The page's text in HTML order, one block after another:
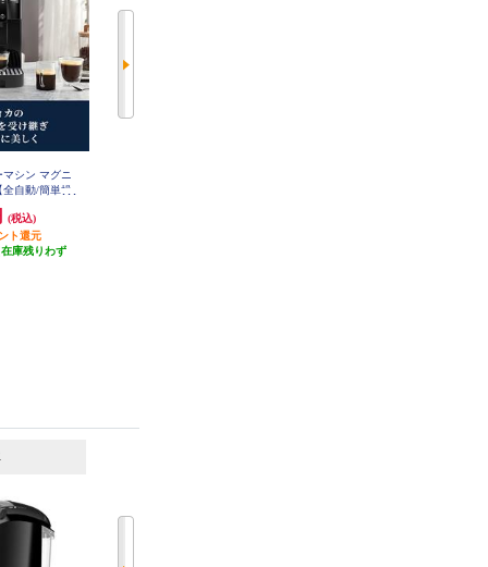
シン マグニ
全自動/簡単操
(税込)
ト還元
庫残りわず